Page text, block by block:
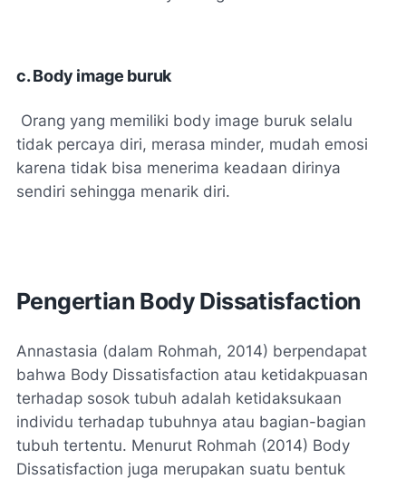
c. Body image buruk
Orang yang memiliki body image buruk selalu
tidak percaya diri, merasa minder, mudah emosi
karena tidak bisa menerima keadaan dirinya
sendiri sehingga menarik diri.
Pengertian Body Dissatisfaction
Annastasia (dalam Rohmah, 2014) berpendapat
bahwa Body Dissatisfaction atau ketidakpuasan
terhadap sosok tubuh adalah ketidaksukaan
individu terhadap tubuhnya atau bagian-bagian
tubuh tertentu. Menurut Rohmah (2014) Body
Dissatisfaction juga merupakan suatu bentuk